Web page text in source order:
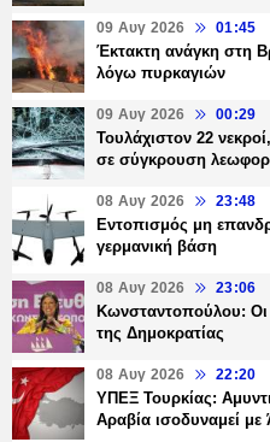
09 Αυγ 2026 01:45
Έκτακτη ανάγκη στη
λόγω πυρκαγιών
09 Αυγ 2026 00:29
Τουλάχιστον 22
σε σύγκρουση
08 Αυγ 2026 23:48
Εντοπισμός μη
γερμανική βάση
08 Αυγ 2026 23:06
Κωνσταντοπούλου: Οι
της Δημοκρατίας
08 Αυγ 2026 22:20
ΥΠΕΞ Τουρκίας:
Αραβία ισοδυναμεί με